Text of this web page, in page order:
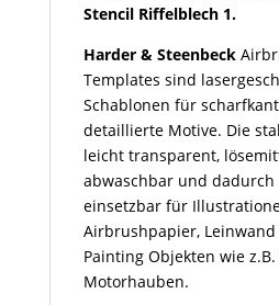
Stencil Riffelblech 1.
Harder & Steenbeck
Templates sind
Schablonen für
detaillierte Motive. Die
leicht transparent,
abwaschbar und dadurch
einsetzbar für
Airbrushpapier,
Painting Objekten wie
Motorhauben.